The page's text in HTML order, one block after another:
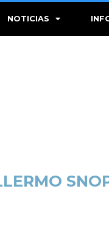
NOTICIAS